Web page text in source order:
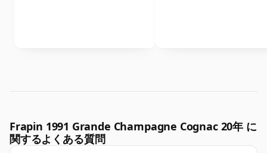
Frapin 1991 Grande Champagne Cognac 20年 に
関するよくある質問